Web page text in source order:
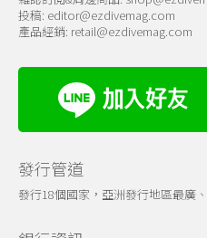
投稿: editor@ezdivemag.com
產品經銷: retail@ezdivemag.com
發行管道
發行18個國家，亞洲發行地區最廣